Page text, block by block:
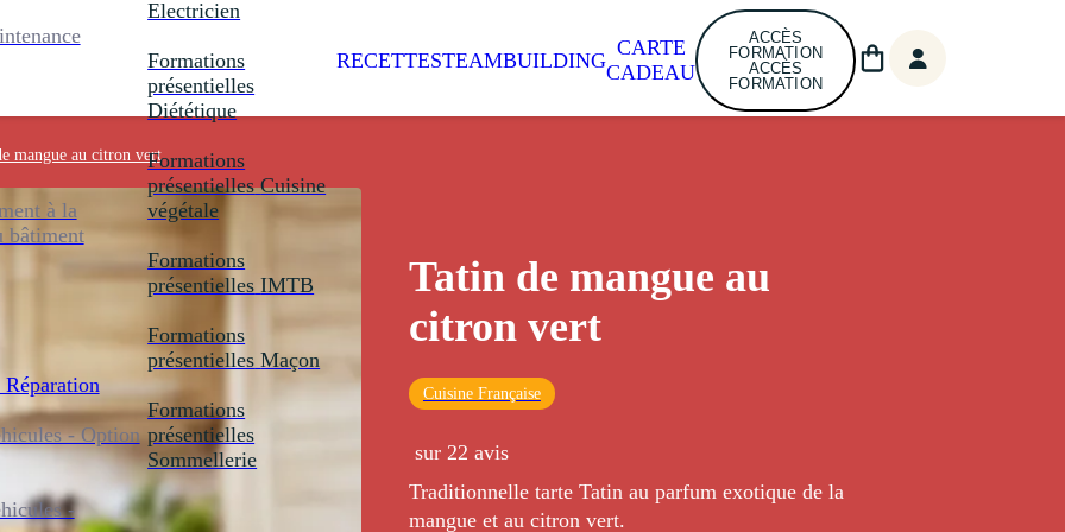
à la
bâtiment
- Option
-
Electricien
Formations
présentielles
Diététique
Formations
présentielles Cuisine
végétale
Formations
présentielles IMTB
Formations
présentielles Maçon
Formations
présentielles
Sommellerie
RECETTESTEAMBUILDING
CARTE
CADEAU
ACCÈS
FORMATION
ACCÈS
FORMATION
mangue au citron vert
Tatin de mangue au
citron vert
Cuisine Française
sur 22 avis
Traditionnelle tarte Tatin au parfum exotique de la
mangue et au citron vert.